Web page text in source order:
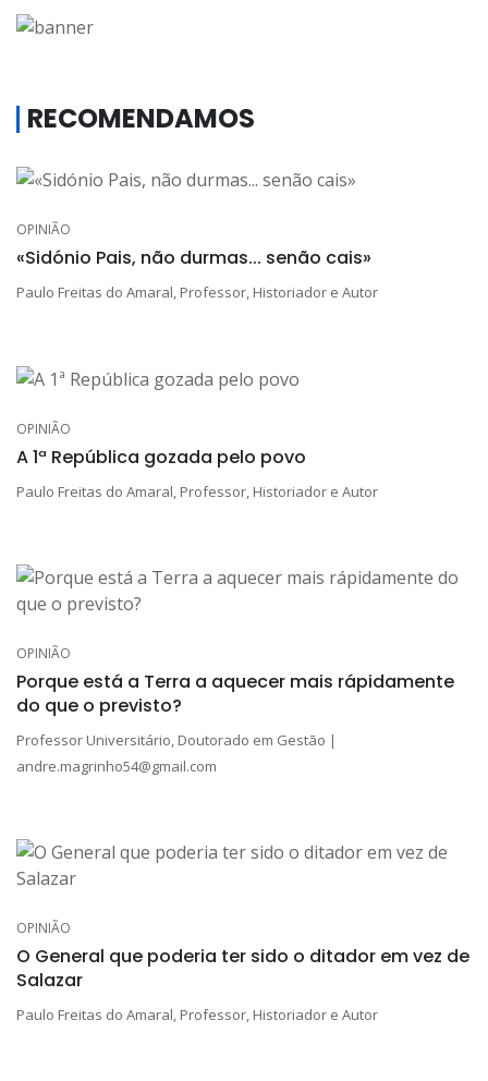
RECOMENDAMOS
OPINIÃO
«Sidónio Pais, não durmas... senão cais»
Paulo Freitas do Amaral, Professor, Historiador e Autor
OPINIÃO
A 1ª República gozada pelo povo
Paulo Freitas do Amaral, Professor, Historiador e Autor
OPINIÃO
Porque está a Terra a aquecer mais rápidamente
do que o previsto?
Professor Universitário, Doutorado em Gestão |
andre.magrinho54@gmail.com
OPINIÃO
O General que poderia ter sido o ditador em vez de
Salazar
Paulo Freitas do Amaral, Professor, Historiador e Autor